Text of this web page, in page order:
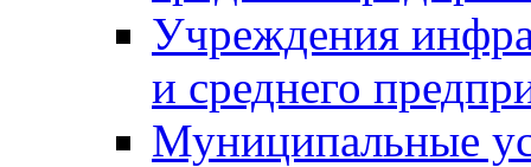
Учреждения
и среднего
Муниципальные